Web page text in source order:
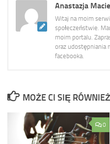
Anastazja
Witaj na moim
społeczeństwie.
moim portalu.
oraz udostępniania
facebooka.
MOŻE CI SIĘ
0